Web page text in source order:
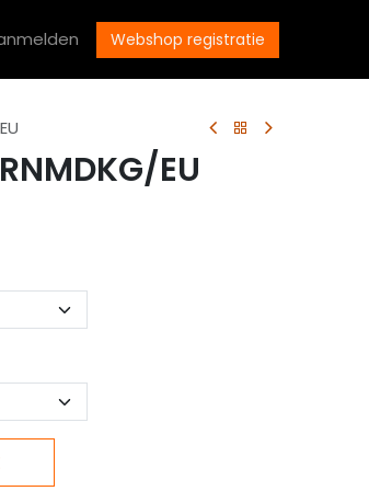
Neem contact op met ons
Webshop registratie
EU